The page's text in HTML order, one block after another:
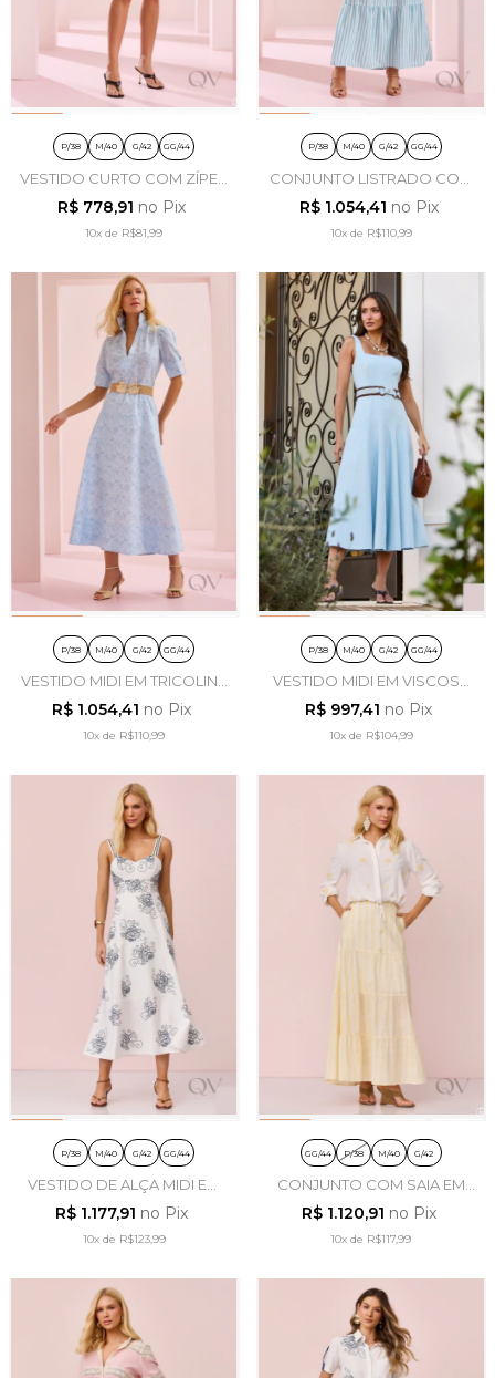
P/38 M/40 G/42 GG/44
VESTIDO CURTO COM ZÍPER
FRONTAL EM ALFAIATARIA
AZUL CLARO - ARTSY
R$ 778,91 no Pix
10x de R$81,99
P/38 M/40 G/42 GG/44
CONJUNTO LISTRADO COM
BOLSOS EM POLIÉSTER
AZUL CLARO - ARTSY
R$ 1.054,41 no Pix
10xde R$110,99
P/38 M/40 G/42 GG/44
VESTIDO MIDI EM TRICOLINE
AZUL CÉU - ARTSY
R$ 1.054,41 no Pix
10x de R$110,99
P/38 M/40 G/42 GG/44
VESTIDO MIDI EM VISCOSE
AZUL CLARO - ARTSY
R$ 997,41 no Pix
10xde R$104,99
P/38 M/40 G/42 GG/44
VESTIDO DE ALÇA MIDI EM
VISCOLINHO ESTAMPADO -
ARTSY
R$ 1.177,91 no Pix
10xde R$123,99
GG/44 P/38 M/40 G/42
CONJUNTO COM SAIA EM
VISCOSE OFF WHITE -
ARTSY
R$ 1.120,91 no Pix
10x de R$117,99